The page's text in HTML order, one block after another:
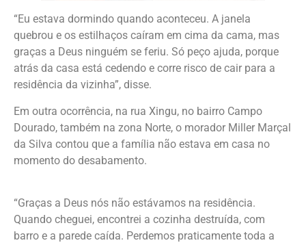
“Eu estava dormindo quando aconteceu. A janela
quebrou e os estilhaços caíram em cima da cama, mas
graças a Deus ninguém se feriu. Só peço ajuda, porque
atrás da casa está cedendo e corre risco de cair para a
residência da vizinha”, disse.
Em outra ocorrência, na rua Xingu, no bairro Campo
Dourado, também na zona Norte, o morador Miller Marçal
da Silva contou que a família não estava em casa no
momento do desabamento.
“Graças a Deus nós não estávamos na residência.
Quando cheguei, encontrei a cozinha destruída, com
barro e a parede caída. Perdemos praticamente toda a